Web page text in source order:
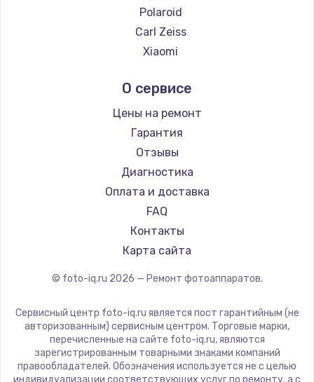
Polaroid
Carl Zeiss
Xiaomi
Kodak
Blackmagic
О сервисе
Цены на ремонт
Гарантия
Отзывы
Диагностика
Оплата и доставка
FAQ
Контакты
Карта сайта
© foto-iq.ru 2026 — Ремонт фотоаппаратов.
Сервисный центр foto-iq.ru является пост гарантийным (не
авторизованным) сервисным центром. Торговые марки,
перечисленные на сайте foto-iq.ru, являются
зарегистрированным товарными знаками компаний
правообладателей. Обозначения используется не с целью
индивидуализации соответствующих услуг по ремонту, а с